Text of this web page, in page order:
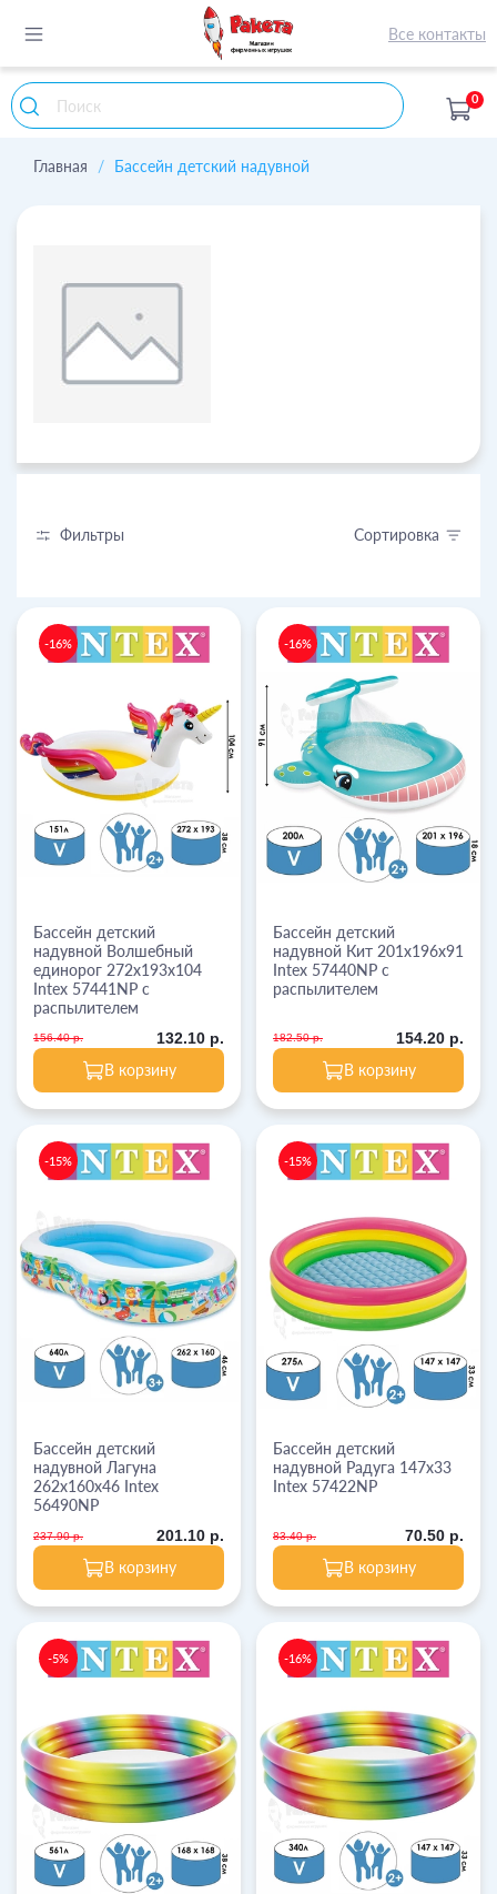
Все контакты
0
Главная Бассейн детский надувной
Фильтры Сортировка
-16%
Бассейн детский
надувной Волшебный
единорог 272х193х104
Intex 57441NP с
распылителем
156.40 р. 132.10 р.
В корзину
-16%
Бассейн детский
надувной Кит 201х196х91
Intex 57440NP с
распылителем
182.50 р. 154.20 р.
В корзину
-15%
Бассейн детский
надувной Лагуна
262х160х46 Intex
56490NP
237.90 р. 201.10 р.
В корзину
-15%
Бассейн детский
надувной Радуга 147х33
Intex 57422NP
83.40 р. 70.50 р.
В корзину
-5% -16%